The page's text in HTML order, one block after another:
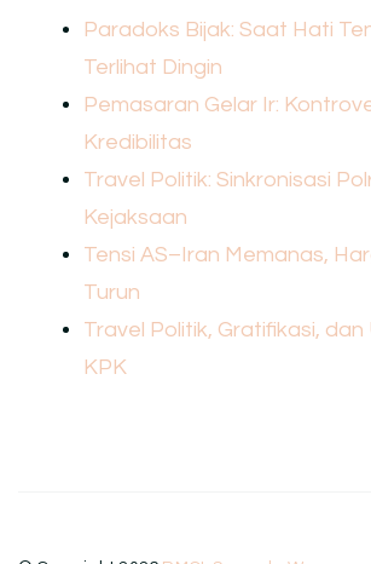
Paradoks Bijak: Saat Hati
Terlihat Dingin
Pemasaran Gelar Ir:
Kredibilitas
Travel Politik: Sinkronisasi
Kejaksaan
Tensi AS–Iran Memanas,
Turun
Travel Politik, Gratifikasi,
KPK